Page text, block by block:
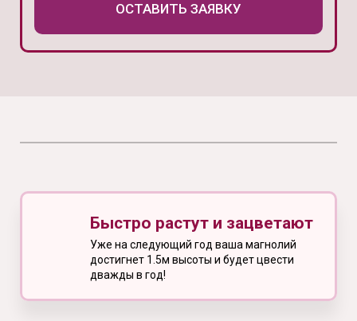
ОСТАВИТЬ ЗАЯВКУ
Быстро растут и зацветают
Уже на следующий год ваша магнолий
достигнет 1.5м высоты и будет цвести
дважды в год!